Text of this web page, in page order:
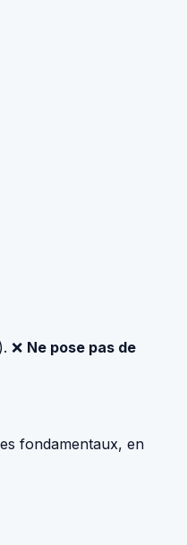
❌ Ne pose pas de
fondamentaux, en